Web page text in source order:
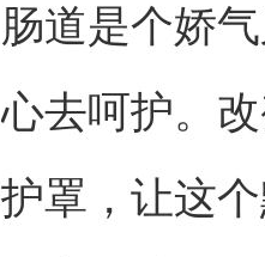
肠道是个娇
心去呵护。
护罩，让这